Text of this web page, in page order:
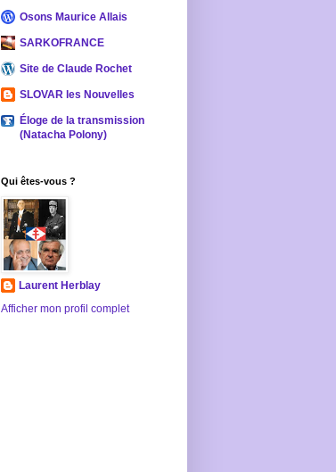
Osons Maurice Allais
SARKOFRANCE
Site de Claude Rochet
SLOVAR les Nouvelles
Éloge de la transmission
(Natacha Polony)
Qui êtes-vous ?
Laurent Herblay
Afficher mon profil complet